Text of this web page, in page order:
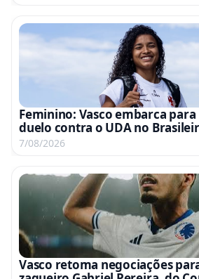
Feminino: Vasco embarca
duelo contra o UDA no
7/08/2026
Vasco retoma negociações